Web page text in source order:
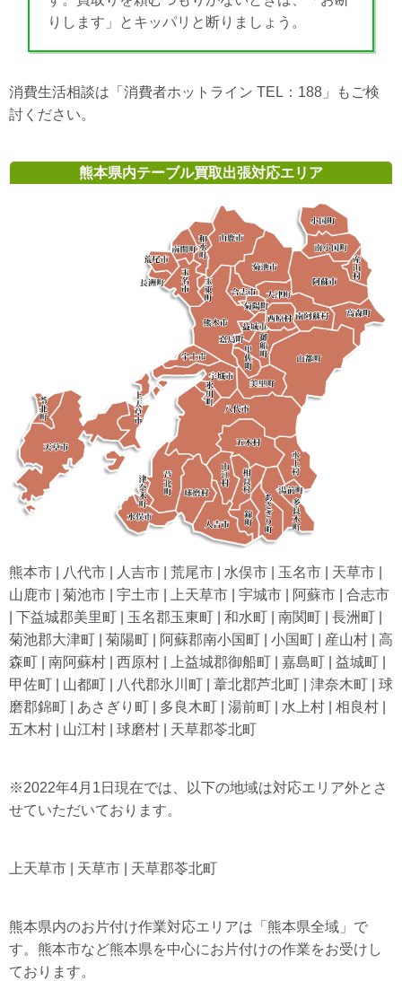
りします」とキッパリと断りましょう。
消費生活相談は「消費者ホットライン TEL：188」もご検
討ください。
熊本県内テーブル買取出張対応エリア
熊本市 | 八代市 | 人吉市 | 荒尾市 | 水俣市 | 玉名市 | 天草市 |
山鹿市 | 菊池市 | 宇土市 | 上天草市 | 宇城市 | 阿蘇市 | 合志市
| 下益城郡美里町 | 玉名郡玉東町 | 和水町 | 南関町 | 長洲町 |
菊池郡大津町 | 菊陽町 | 阿蘇郡南小国町 | 小国町 | 産山村 | 高
森町 | 南阿蘇村 | 西原村 | 上益城郡御船町 | 嘉島町 | 益城町 |
甲佐町 | 山都町 | 八代郡氷川町 | 葦北郡芦北町 | 津奈木町 | 球
磨郡錦町 | あさぎり町 | 多良木町 | 湯前町 | 水上村 | 相良村 |
五木村 | 山江村 | 球磨村 | 天草郡苓北町
※2022年4月1日現在では、以下の地域は対応エリア外とさ
せていただいております。
上天草市 | 天草市 | 天草郡苓北町
熊本県内のお片付け作業対応エリアは「熊本県全域」で
す。熊本市など熊本県を中心にお片付けの作業をお受けし
ております。